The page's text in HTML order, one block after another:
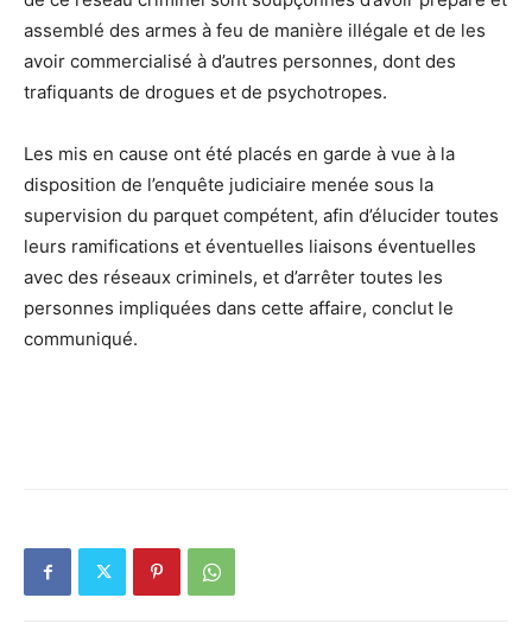
assemblé des armes à feu de manière illégale et de les
avoir commercialisé à d’autres personnes, dont des
trafiquants de drogues et de psychotropes.
Les mis en cause ont été placés en garde à vue à la
disposition de l’enquête judiciaire menée sous la
supervision du parquet compétent, afin d’élucider toutes
leurs ramifications et éventuelles liaisons éventuelles
avec des réseaux criminels, et d’arrêter toutes les
personnes impliquées dans cette affaire, conclut le
communiqué.